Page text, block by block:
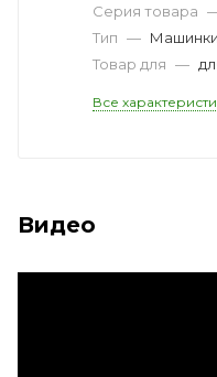
Серия товара
Тип — Машинки
Товар для —
Все
Видео